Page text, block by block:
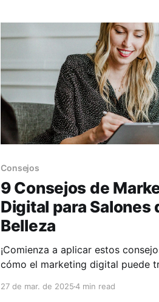
Consejos
9 Consejos de
Digital para Salones
Belleza
¡Comienza a aplicar estos
cómo el marketing digital puede
27 de mar. de 20254 min read